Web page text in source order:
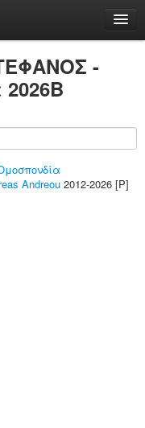
-
Andreou 2012-2026 [P]